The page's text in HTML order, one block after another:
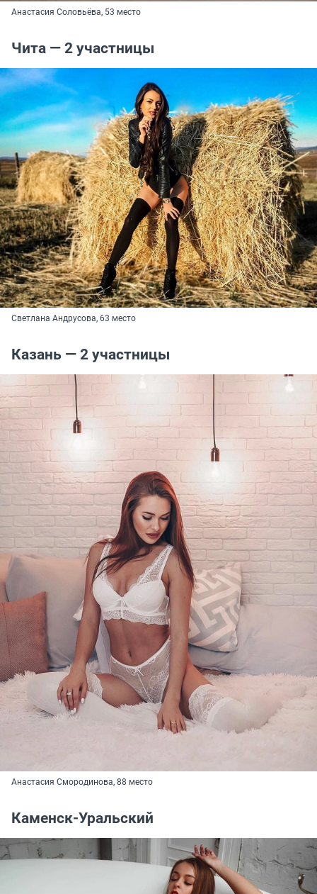
Анастасия Соловьёва, 53 место
Чита — 2 участницы
Светлана Андрусова, 63 место
Казань — 2 участницы
Анастасия Смородинова, 88 место
Каменск-Уральский